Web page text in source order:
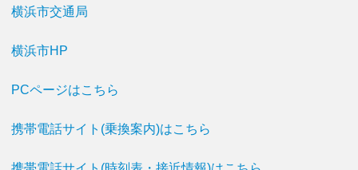
横浜市交通局
横浜市HP
PCページはこちら
携帯電話サイト(乗換案内)はこちら